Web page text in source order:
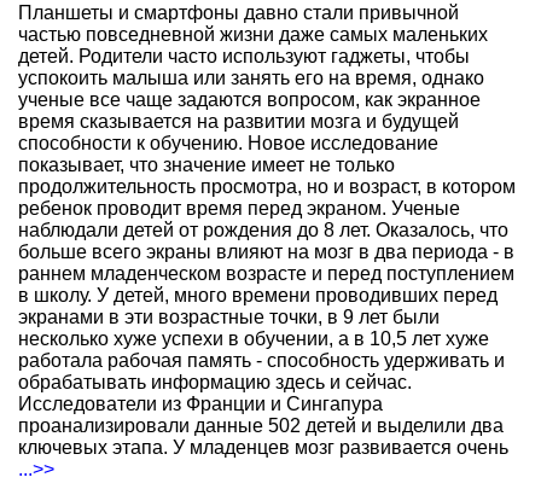
Планшеты и смартфоны давно стали привычной
частью повседневной жизни даже самых маленьких
детей. Родители часто используют гаджеты, чтобы
успокоить малыша или занять его на время, однако
ученые все чаще задаются вопросом, как экранное
время сказывается на развитии мозга и будущей
способности к обучению. Новое исследование
показывает, что значение имеет не только
продолжительность просмотра, но и возраст, в котором
ребенок проводит время перед экраном. Ученые
наблюдали детей от рождения до 8 лет. Оказалось, что
больше всего экраны влияют на мозг в два периода - в
раннем младенческом возрасте и перед поступлением
в школу. У детей, много времени проводивших перед
экранами в эти возрастные точки, в 9 лет были
несколько хуже успехи в обучении, а в 10,5 лет хуже
работала рабочая память - способность удерживать и
обрабатывать информацию здесь и сейчас.
Исследователи из Франции и Сингапура
проанализировали данные 502 детей и выделили два
ключевых этапа. У младенцев мозг развивается очень
...>>